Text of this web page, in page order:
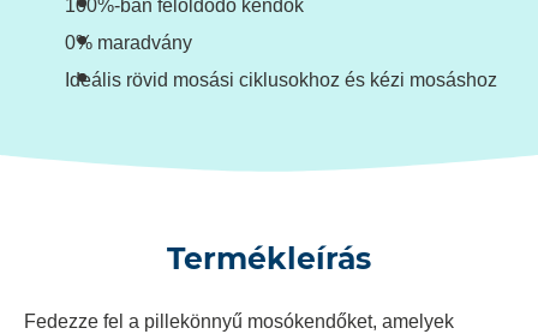
100%-ban feloldódó kendők
0% maradvány
Ideális rövid mosási ciklusokhoz és kézi mosáshoz
Termékleírás
Fedezze fel a pillekönnyű mosókendőket, amelyek